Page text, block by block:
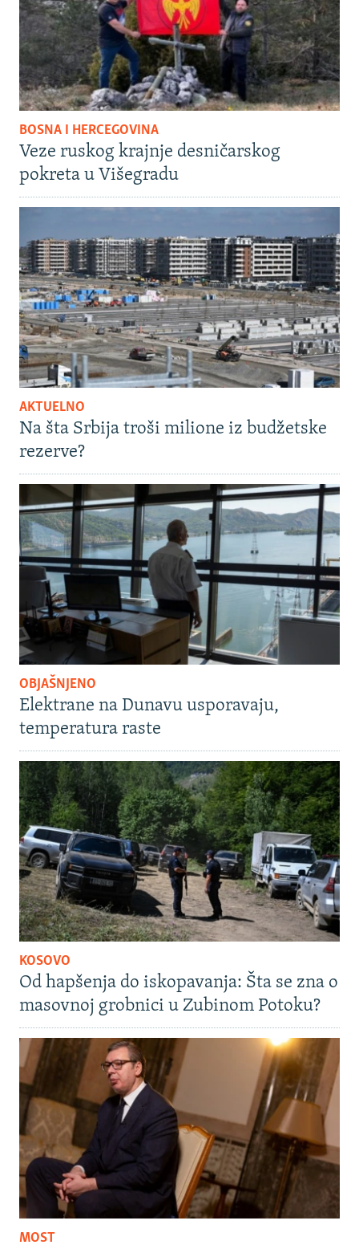
BOSNA I HERCEGOVINA
Veze ruskog krajnje desničarskog
pokreta u Višegradu
AKTUELNO
Na šta Srbija troši milione iz budžetske
rezerve?
OBJAŠNJENO
Elektrane na Dunavu usporavaju,
temperatura raste
KOSOVO
Od hapšenja do iskopavanja: Šta se zna o
masovnoj grobnici u Zubinom Potoku?
MOST